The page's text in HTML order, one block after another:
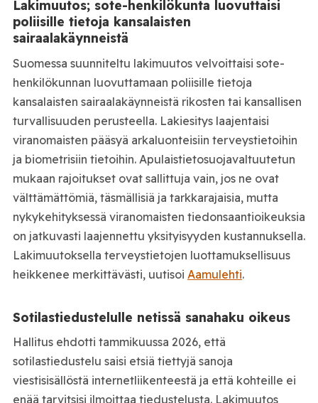
Lakimuutos; sote-henkilökunta luovuttaisi
poliisille tietoja kansalaisten
sairaalakäynneistä
Suomessa suunniteltu lakimuutos velvoittaisi sote-
henkilökunnan luovuttamaan poliisille tietoja
kansalaisten sairaalakäynneistä rikosten tai kansallisen
turvallisuuden perusteella. Lakiesitys laajentaisi
viranomaisten pääsyä arkaluonteisiin terveystietoihin
ja biometrisiin tietoihin. Apulaistietosuojavaltuutetun
mukaan rajoitukset ovat sallittuja vain, jos ne ovat
välttämättömiä, täsmällisiä ja tarkkarajaisia, mutta
nykykehityksessä viranomaisten tiedonsaantioikeuksia
on jatkuvasti laajennettu yksityisyyden kustannuksella.
Lakimuutoksella terveystietojen luottamuksellisuus
heikkenee merkittävästi, uutisoi Aamulehti.
Sotilastiedustelulle netissä sanahaku oikeus
Hallitus ehdotti tammikuussa 2026, että
sotilastiedustelu saisi etsiä tiettyjä sanoja
viestisisällöstä internetliikenteestä ja että kohteille ei
enää tarvitsisi ilmoittaa tiedustelusta. Lakimuutos